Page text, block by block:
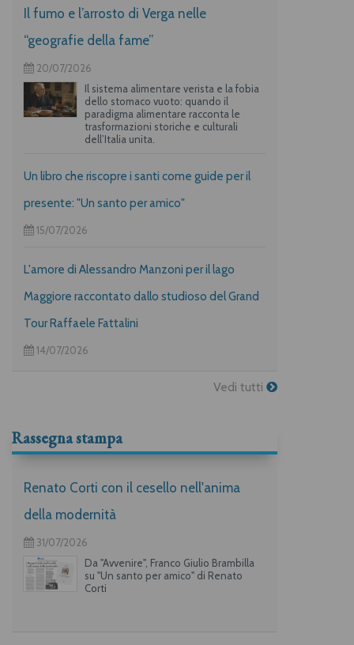
Il fumo e l’arrosto di Verga nelle
“geografie della fame”
20/07/2026
Il sistema alimentare verista e la fobia
dello stomaco vuoto: quando il
paradigma alimentare racconta le
trasformazioni storiche e culturali
dell’Italia unita.
Un libro che riscopre i santi come guide per il
presente: "Un santo per amico"
15/07/2026
L'amore di Alessandro Manzoni per il lago
Maggiore raccontato dallo studioso del Grand
Tour Raffaele Fattalini
14/07/2026
Vedi tutti
Rassegna stampa
Renato Corti con il cesello nell'anima
della modernità
31/07/2026
Da "Avvenire", Franco Giulio Brambilla
su "Un santo per amico" di Renato
Corti